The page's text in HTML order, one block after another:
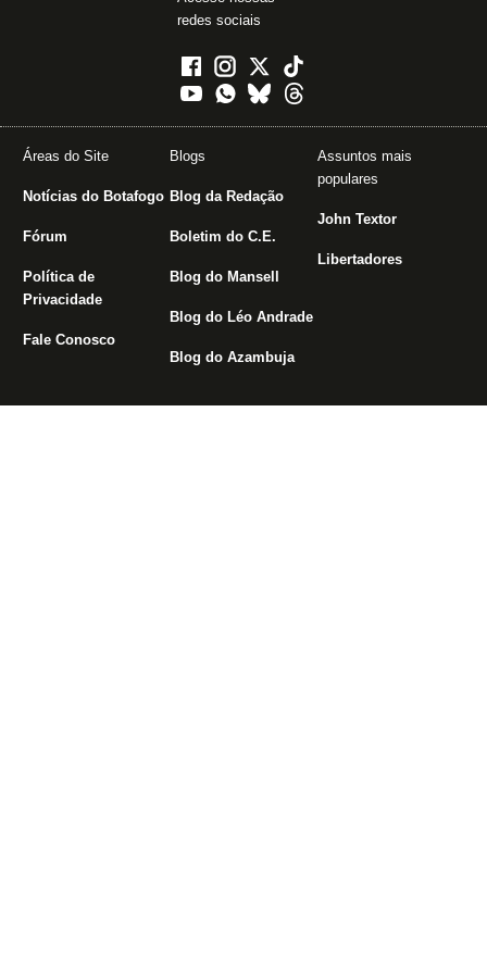
redes sociais
Áreas do Site
Notícias do Botafogo
Fórum
Política de
Privacidade
Fale Conosco
Blogs
Blog da Redação
Boletim do C.E.
Blog do Mansell
Blog do Léo Andrade
Blog do Azambuja
Assuntos mais
populares
John Textor
Libertadores